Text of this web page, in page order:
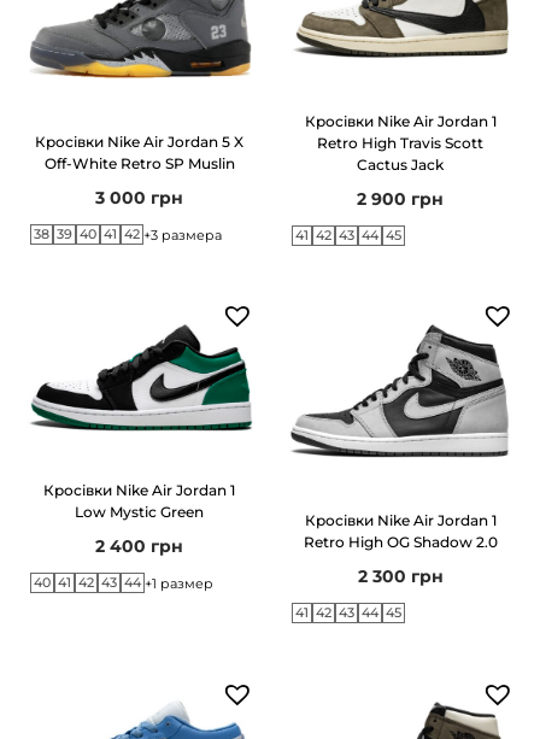
Кросівки Nike Air Jordan 5 X
Off-White Retro SP Muslin
3 000 грн
38 39 40 41 42 +3 размера
Кросівки Nike Air Jordan 1
Retro High Travis Scott
Cactus Jack
2 900 грн
41 42 43 44 45
Кросівки Nike Air Jordan 1
Low Mystic Green
2 400 грн
40 41 42 43 44 +1 размер
Кросівки Nike Air Jordan 1
Retro High OG Shadow 2.0
2 300 грн
41 42 43 44 45